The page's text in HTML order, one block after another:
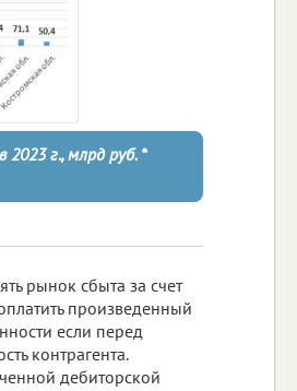
г., млрд руб. *
рынок сбыта за счет
произведенный
если перед
контрагента.
дебиторской